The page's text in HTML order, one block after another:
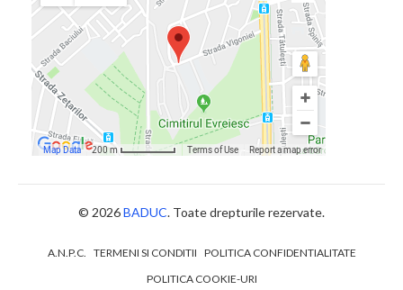
© 2026BADUC. Toate drepturile rezervate.
A.N.P.C. TERMENI SI CONDITII POLITICA CONFIDENTIALITATE
POLITICA COOKIE-URI